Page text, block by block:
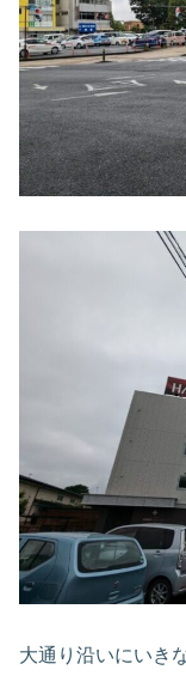
大通り沿いにいき